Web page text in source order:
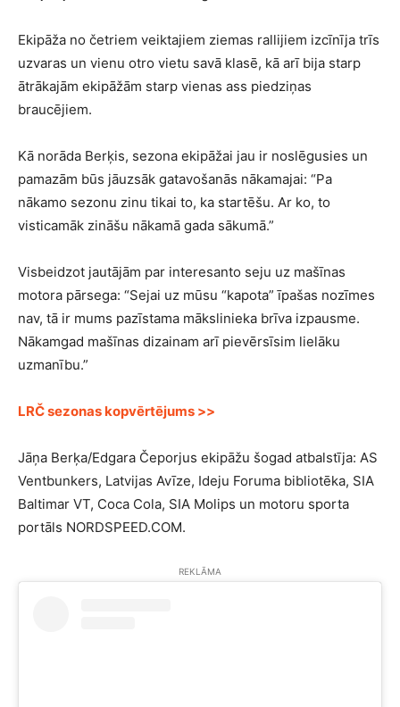
Ekipāža no četriem veiktajiem ziemas rallijiem izcīnīja trīs
uzvaras un vienu otro vietu savā klasē, kā arī bija starp
ātrākajām ekipāžām starp vienas ass piedziņas
braucējiem.
Kā norāda Berķis, sezona ekipāžai jau ir noslēgusies un
pamazām būs jāuzsāk gatavošanās nākamajai: “Pa
nākamo sezonu zinu tikai to, ka startēšu. Ar ko, to
visticamāk zināšu nākamā gada sākumā.”
Visbeidzot jautājām par interesanto seju uz mašīnas
motora pārsega: “Sejai uz mūsu “kapota” īpašas nozīmes
nav, tā ir mums pazīstama mākslinieka brīva izpausme.
Nākamgad mašīnas dizainam arī pievērsīsim lielāku
uzmanību.”
LRČ sezonas kopvērtējums >>
Jāņa Berķa/Edgara Čeporjus ekipāžu šogad atbalstīja: AS
Ventbunkers, Latvijas Avīze, Ideju Foruma bibliotēka, SIA
Baltimar VT, Coca Cola, SIA Molips un motoru sporta
portāls NORDSPEED.COM.
REKLĀMA